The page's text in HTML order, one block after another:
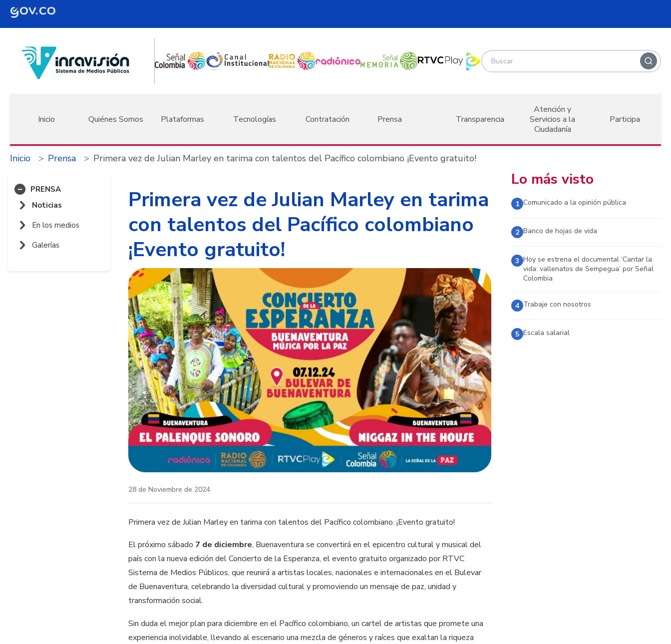
Pasar al contenido principal
Inicio Quiénes Somos Plataformas Tecnologías Contratación Prensa Transparencia
Atención y
Servicios a la
Ciudadanía
Participa
Inicio Prensa Primera vez de Julian Marley en tarima con talentos del Pacífico colombiano ¡Evento gratuito!
PRENSA
Noticias
En los medios
Galerías
Primera vez de Julian Marley en tarima
con talentos del Pacífico colombiano
¡Evento gratuito!
28 de Noviembre de 2024
Primera vez de Julian Marley en tarima con talentos del Pacífico colombiano. ¡Evento gratuito!
El próximo sábado 7 de diciembre, Buenaventura se convertirá en el epicentro cultural y musical del
país con la nueva edición del Concierto de la Esperanza, el evento gratuito organizado por RTVC
Sistema de Medios Públicos, que reunirá a artistas locales, nacionales e internacionales en el Bulevar
de Buenaventura, celebrando la diversidad cultural y promoviendo un mensaje de paz, unidad y
transformación social.
Sin duda el mejor plan para diciembre en el Pacífico colombiano, un cartel de artistas que promete una
experiencia inolvidable, llevando al escenario una mezcla de géneros y raíces que exaltan la riqueza
Lo más visto
1 Comunicado a la opinión pública
2 Banco de hojas de vida
3 Hoy se estrena el documental ‘Cantar la
vida: vallenatos de Sempegua’ por Señal
Colombia
4 Trabaje con nosotros
5 Escala salarial